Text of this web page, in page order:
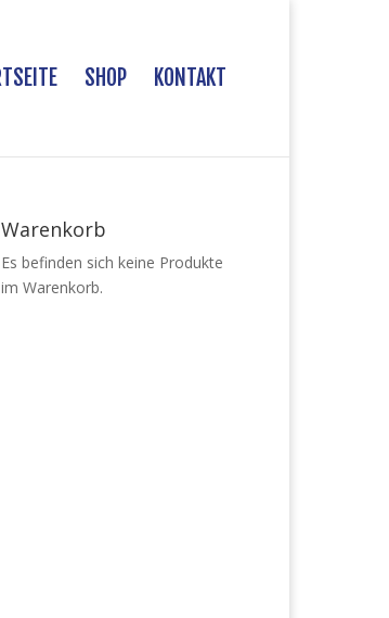
SHOP KONTAKT
Warenkorb
Es befinden sich keine Produkte
im Warenkorb.